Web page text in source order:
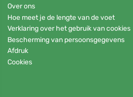
Over ons
Hoe meet je de lengte van de voet
Verklaring over het gebruik van cookies
Bescherming van persoonsgegevens
Afdruk
Cookies